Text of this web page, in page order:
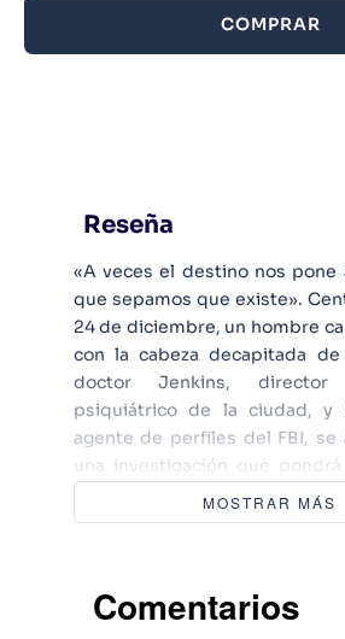
COMPRAR
Reseña
«A veces el destino nos pone
que sepamos que existe».
24 de diciembre, un hombre
con la cabeza decapitada
doctor Jenkins,
psiquiátrico de la ciudad, y
agente de perfiles del FBI, se
una investigación que
vidas, su concepción de la
llevará hasta unos sucesos
de referencias literarias -
MOSTRAR MÁS
Comentarios